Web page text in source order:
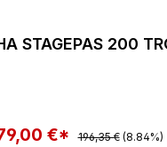
STAGEPAS 200
€* Regulärer Preis:
196,35 € (8.84%)